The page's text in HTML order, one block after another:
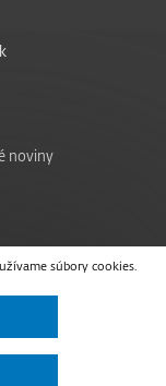
súbory cookies.
noviny